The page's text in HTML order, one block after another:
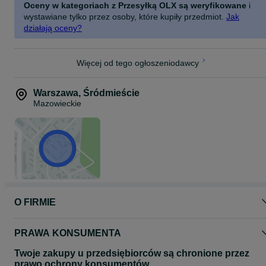
-FAKTURA: Wystawiamy pełną fakturę VAT 23%.
-PŁATNOŚĆ: Płatności Kartą, Przelew, Blik, przedpłata lub
-DOSTAWA: WYSYŁKA GRATIS! lub odbiór osobisty.
-
Specyfikacja:
Model
iPad Pro 10,5" A1709
Seria CPU: Apple A
Taktowanie CPU: 2.3 GHz
Rdzenie CPU: 6 rdzeni
Pojemność dysku: 64 GB
Pojemność RAM: 4GB
Oceny w kategoriach z Przesyłką OLX są weryfikowane i
wystawiane tylko przez osoby, które kupiły przedmiot. Jak
działają oceny?
Więcej od tego ogłoszeniodawcy
Warszawa, Śródmieście
Mazowieckie
O FIRMIE
PRAWA KONSUMENTA
Twoje zakupy u przedsiębiorców są chronione przez
prawo ochrony konsumentów.